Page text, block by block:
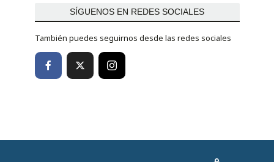
SÍGUENOS EN REDES SOCIALES
También puedes seguirnos desde las redes sociales